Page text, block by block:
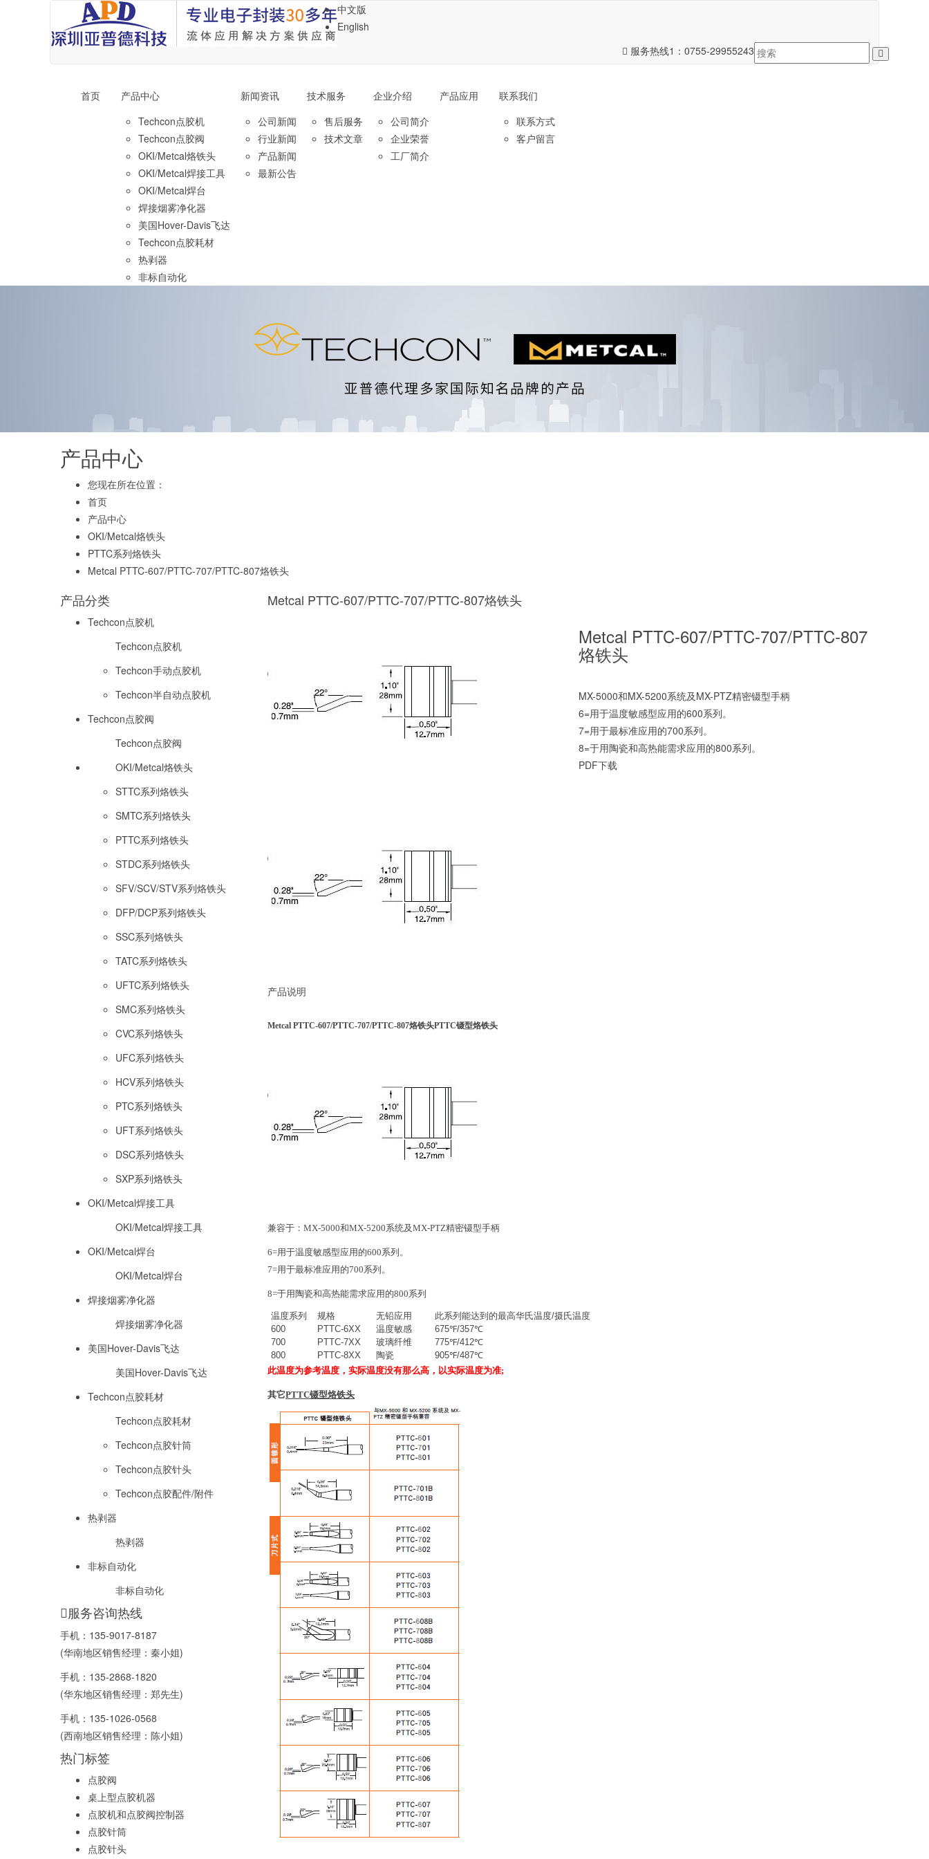
中文版
English
服务热线1： 0755-29955243
首页
产品中心
Techcon点胶机
Techcon点胶阀
OKI/Metcal烙铁头
OKI/Metcal焊接工具
OKI/Metcal焊台
焊接烟雾净化器
美国Hover-Davis飞达
Techcon点胶耗材
热剥器
非标自动化
新闻资讯
公司新闻
行业新闻
产品新闻
最新公告
技术服务
售后服务
技术文章
企业介绍
公司简介
企业荣誉
工厂简介
产品应用
联系我们
联系方式
客户留言
产品中心
您现在所在位置：
首页
产品中心
OKI/Metcal烙铁头
PTTC系列烙铁头
Metcal PTTC-607/PTTC-707/PTTC-807烙铁头
产品分类
Techcon点胶机
Techcon点胶机
Techcon手动点胶机
Techcon半自动点胶机
Techcon点胶阀
Techcon点胶阀
OKI/Metcal烙铁头
STTC系列烙铁头
SMTC系列烙铁头
PTTC系列烙铁头
STDC系列烙铁头
SFV/SCV/STV系列烙铁头
DFP/DCP系列烙铁头
SSC系列烙铁头
TATC系列烙铁头
UFTC系列烙铁头
SMC系列烙铁头
CVC系列烙铁头
UFC系列烙铁头
HCV系列烙铁头
PTC系列烙铁头
UFT系列烙铁头
DSC系列烙铁头
SXP系列烙铁头
OKI/Metcal焊接工具
OKI/Metcal焊接工具
OKI/Metcal焊台
OKI/Metcal焊台
焊接烟雾净化器
焊接烟雾净化器
美国Hover-Davis飞达
美国Hover-Davis飞达
Techcon点胶耗材
Techcon点胶耗材
Techcon点胶针筒
Techcon点胶针头
Techcon点胶配件/附件
热剥器
热剥器
非标自动化
非标自动化
服务咨询热线
手机： 135-9017-8187
(华南地区销售经理：秦小姐)
手机： 135-2868-1820
(华东地区销售经理：郑先生)
手机： 135-1026-0568
(西南地区销售经理：陈小姐)
热门标签
点胶阀
桌上型点胶机器
点胶机和点胶阀控制器
点胶针筒
点胶针头
Metcal PTTC-607/PTTC-707/PTTC-807烙铁头
Metcal PTTC-607/PTTC-707/PTTC-807
烙铁头
MX-5000和MX-5200系统及MX-PTZ精密镊型手柄
6=用于温度敏感型应用的600系列。
7=用于最标准应用的700系列。
8=于用陶瓷和高热能需求应用的800系列。
PDF下载
产品说明
Metcal PTTC-607/PTTC-707/PTTC-807烙铁头PTTC镊型烙铁头
兼容于：MX-5000和MX-5200系统及MX-PTZ精密镊型手柄
6=用于温度敏感型应用的600系列。
7=用于最标准应用的700系列。
8=于用陶瓷和高热能需求应用的800系列
温度系列 规格 无铅应用
此系列能达到的最高华氏温度/摄氏温度
600
PTTC-6XX 温度敏感
675℉/357℃
700
PTTC-7XX 玻璃纤维
775℉/412℃
800
PTTC-8XX 陶瓷
905℉/487℃
此温度为参考温度，实际温度没有那么高，以实际温度为准;
其它PTTC镊型烙铁头